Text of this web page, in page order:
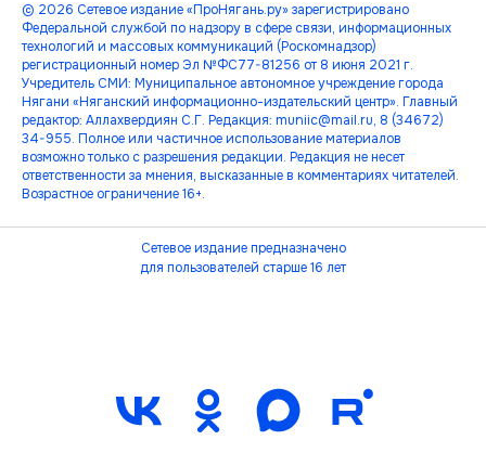
© 2026 Сетевое издание «ПроНягань.ру» зарегистрировано
Федеральной службой по надзору в сфере связи, информационных
технологий и массовых коммуникаций (Роскомнадзор)
регистрационный номер Эл №ФС77-81256 от 8 июня 2021 г.
Учредитель СМИ: Муниципальное автономное учреждение города
Нягани «Няганский информационно-издательский центр». Главный
редактор: Аллахвердиян С.Г. Редакция: muniic@mail.ru, 8 (34672)
34-955. Полное или частичное использование материалов
возможно только с разрешения редакции. Редакция не несет
ответственности за мнения, высказанные в комментариях читателей.
Возрастное ограничение 16+.
Сетевое издание предназначено
для пользователей старше 16 лет